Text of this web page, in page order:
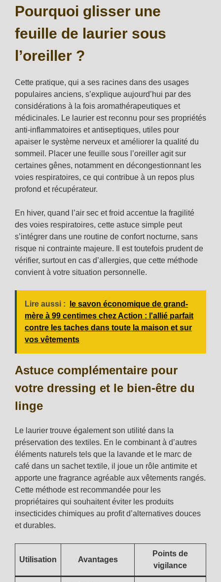
Pourquoi glisser une
feuille de laurier sous
l’oreiller ?
Cette pratique, qui a ses racines dans des usages
populaires anciens, s’explique aujourd’hui par des
considérations à la fois aromathérapeutiques et
médicinales. Le laurier est reconnu pour ses propriétés
anti-inflammatoires et antiseptiques, utiles pour
apaiser le système nerveux et améliorer la qualité du
sommeil. Placer une feuille sous l’oreiller agit sur
certaines gênes, notamment en décongestionnant les
voies respiratoires, ce qui contribue à un repos plus
profond et récupérateur.
En hiver, quand l’air sec et froid accentue la fragilité
des voies respiratoires, cette astuce simple peut
s’intégrer dans une routine de confort nocturne, sans
risque ni contrainte majeure. Il est toutefois prudent de
vérifier, surtout en cas d’allergies, que cette méthode
convient à votre situation personnelle.
Lire aussi :
le savon économique de grand-
mère à 99 centimes chez Action : l'allié parfait
contre les taches dans toute la maison et sur
vos vêtements
Astuce complémentaire pour
votre dressing et le bien-être du
linge
Le laurier trouve également son utilité dans la
préservation des textiles. En le combinant à d’autres
éléments naturels tels que la lavande et le marc de
café dans un sachet textile, il joue un rôle antimite et
apporte une fragrance agréable aux vêtements rangés.
Cette méthode est recommandée pour les
propriétaires qui souhaitent éviter les produits
insecticides chimiques au profit d’alternatives douces
et durables.
Utilisation Avantages
Points de
vigilance